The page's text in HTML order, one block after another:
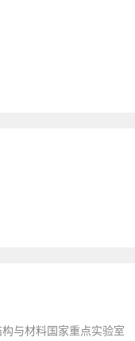
结构与材料国家重点实